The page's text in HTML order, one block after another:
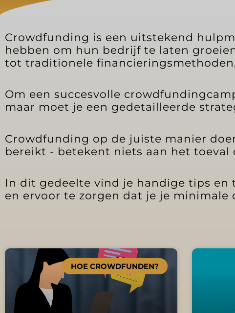
Crowdfunding is een uitstekend
hebben om hun bedrijf te laten
tot traditionele
Om een succesvolle
maar moet je een gedetailleerde
Crowdfunding op de juiste manier
bereikt - betekent niets aan het
In dit gedeelte vind je handige tips
en ervoor te zorgen dat je je minimale
HOE CROWDFUNDEN?